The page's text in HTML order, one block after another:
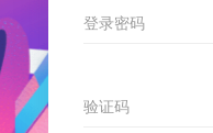
登录密码
验证码